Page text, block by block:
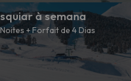
à semana
+ Forfait de 4 Dias